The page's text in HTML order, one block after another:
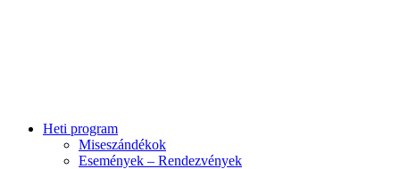
Heti program
Miseszándékok
Események – Rendezvények